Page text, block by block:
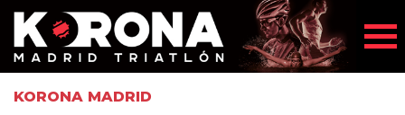
KORONA MADRID